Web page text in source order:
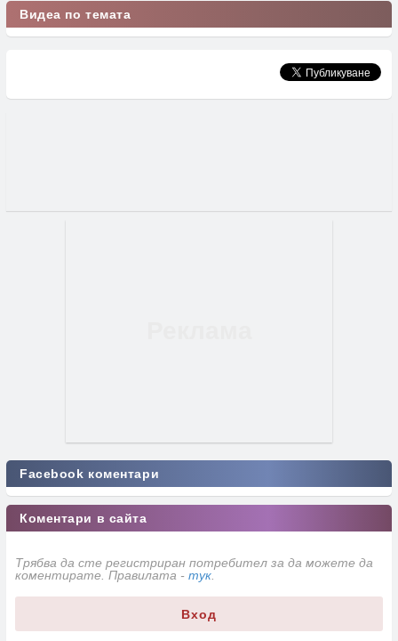
Видеа по темата
Facebook коментари
Коментари в сайта
Трябва да сте регистриран потребител за да можете да
коментирате. Правилата - тук
Вход